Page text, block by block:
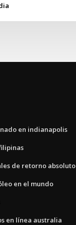
en indianapolis
de retorno absoluto
en el mundo
​​en línea australia